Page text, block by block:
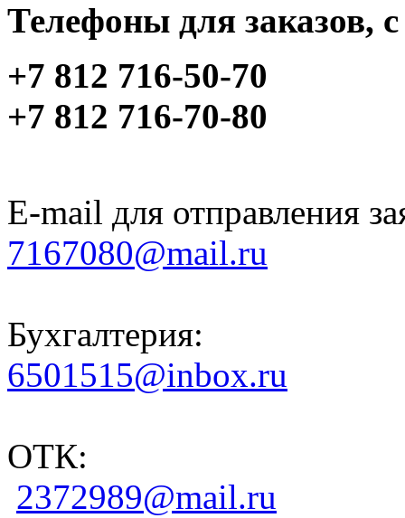
Телефоны для заказов,
+7 812 716-50-70
+7 812 716-70-80
E-mail для отправления
7167080@mail.ru
Бухгалтерия:
6501515@inbox.ru
ОТК:
2372989@mail.ru